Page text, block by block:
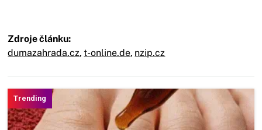
Zdroje článku:
dumazahrada.cz, t-online.de, nzip.cz